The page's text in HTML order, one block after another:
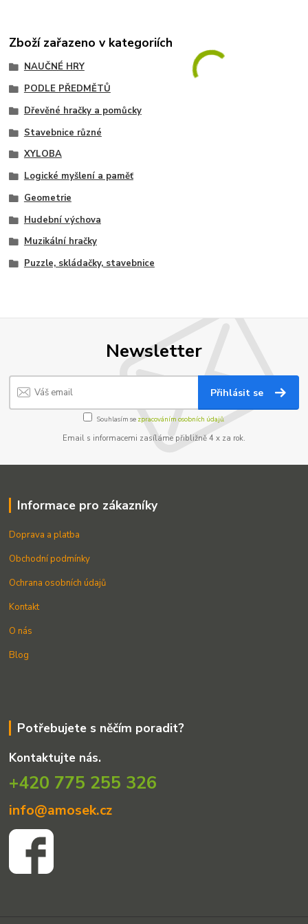
Zboží zařazeno v kategoriích
NAUČNÉ HRY
PODLE PŘEDMĚTŮ
Dřevěné hračky a pomůcky
Stavebnice různé
XYLOBA
Logické myšlení a paměť
Geometrie
Hudební výchova
Muzikální hračky
Puzzle, skládačky, stavebnice
Newsletter
Přihlásit se
Souhlasím se zpracováním osobních údajů.
Email s informacemi zasíláme přibližně 4 x za rok.
Informace pro zákazníky
Doprava a platba
Obchodní podmínky
Ochrana osobních údajů
Kontakt
O nás
Blog
Potřebujete s něčím poradit?
Kontaktujte nás.
+420 775 255 326
info@amosek.cz